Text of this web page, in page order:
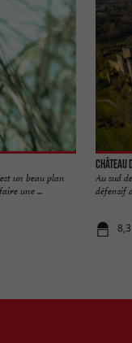
un beau plan
une ...
Château
Au sud
défensif